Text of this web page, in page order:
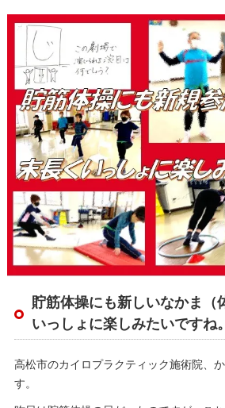
貯筋体操にも新しいなかま（
いっしょに楽しみたいですね。
高松市のカイロプラクティック施術院、
す。